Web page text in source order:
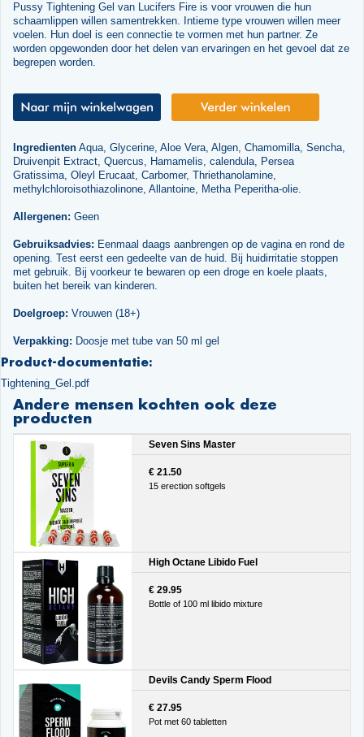
Pussy Tightening Gel van Lucifers Fire is voor vrouwen die hun
schaamlippen willen samentrekken. Intieme type vrouwen willen meer
voelen. Hun doel is een connectie te vormen met hun partner. Ze
worden opgewonden door het delen van ervaringen en het gevoel dat ze
begrepen worden.
IngredientenAqua, Glycerine, Aloe Vera, Algen, Chamomilla, Sencha,
Druivenpit Extract, Quercus, Hamamelis, calendula, Persea
Gratissima, Oleyl Erucaat, Carbomer, Thriethanolamine,
methylchloroisothiazolinone, Allantoine, Metha Peperitha-olie.
Allergenen: Geen
Gebruiksadvies: Eenmaal daags aanbrengen op de vagina en rond de
opening. Test eerst een gedeelte van de huid. Bij huidirritatie stoppen
met gebruik. Bij voorkeur te bewaren op een droge en koele plaats,
buiten het bereik van kinderen.
Doelgroep: Vrouwen (18+)
Verpakking: Doosje met tube van 50 ml gel
Product-documentatie:
Tightening_Gel.pdf
Andere mensen kochten ook deze
producten
Seven Sins Master
€ 21.50
15 erection softgels
High Octane Libido Fuel
€ 29.95
Bottle of 100 ml libido mixture
Devils Candy Sperm Flood
€ 27.95
Pot met 60 tabletten